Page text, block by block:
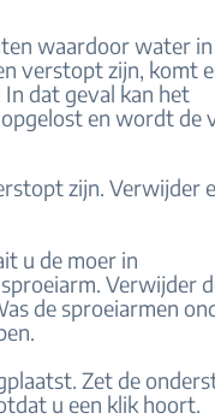
waardoor water
verstopt zijn, komt
dat geval kan het
en wordt de
zijn. Verwijder
u de moer in
Verwijder
de sproeiarmen
Zet de
u een klik hoort.